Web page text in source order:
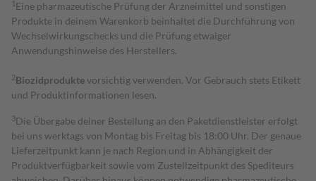
1 Eine pharmazeutische Prüfung der Arzneimittel und sonstigen
Produkte in deinem Warenkorb beinhaltet die Durchführung von
Wechselwirkungschecks und die Prüfung etwaiger
Anwendungshinweise des Herstellers.
2Biozidproduktevorsichtig verwenden. Vor Gebrauch stets Etikett
und Produktinformationen lesen.
3Die Übergabe deiner Bestellung an den Paketdienstleister erfolgt
bei uns werktags von Montag bis Freitag bis 18:00 Uhr. Der genaue
Lieferzeitpunkt kann je nach Region und in Abhängigkeit der
Produktverfügbarkeit sowie vom Zustellzeitpunkt des Spediteurs